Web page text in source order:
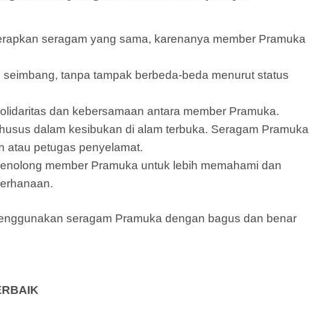
seragam yang sama, karenanya member Pramuka
tanpa tampak berbeda-beda menurut status
dan kebersamaan antara member Pramuka.
dalam kesibukan di alam terbuka. Seragam Pramuka
atau petugas penyelamat.
member Pramuka untuk lebih memahami dan
seragam Pramuka dengan bagus dan benar